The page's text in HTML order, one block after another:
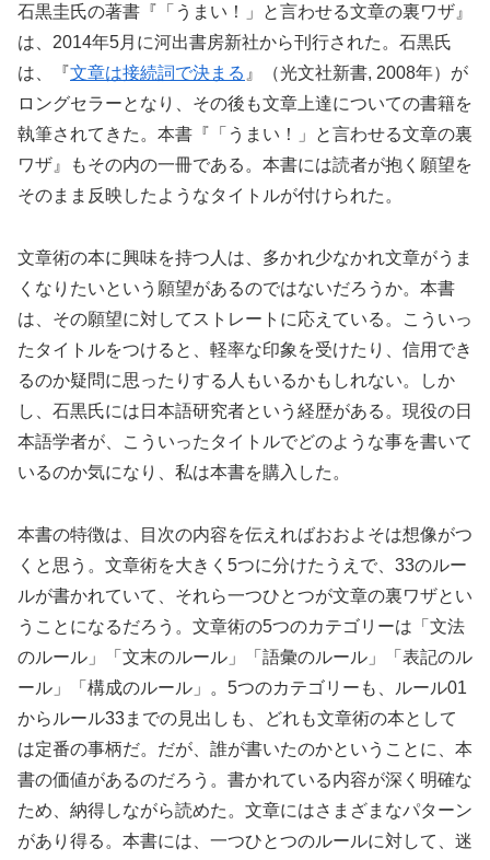
石黒圭氏の著書『「うまい！」と言わせる文章の裏ワザ』
は、2014年5月に河出書房新社から刊行された。石黒氏
は、『文章は接続詞で決まる 』（光文社新書, 2008年）が
ロングセラーとなり、その後も文章上達についての書籍を
執筆されてきた。本書『「うまい！」と言わせる文章の裏
ワザ』もその内の一冊である。本書には読者が抱く願望を
そのまま反映したようなタイトルが付けられた。
文章術の本に興味を持つ人は、多かれ少なかれ文章がうま
くなりたいという願望があるのではないだろうか。本書
は、その願望に対してストレートに応えている。こういっ
たタイトルをつけると、軽率な印象を受けたり、信用でき
るのか疑問に思ったりする人もいるかもしれない。しか
し、石黒氏には日本語研究者という経歴がある。現役の日
本語学者が、こういったタイトルでどのような事を書いて
いるのか気になり、私は本書を購入した。
本書の特徴は、目次の内容を伝えればおおよそは想像がつ
くと思う。文章術を大きく5つに分けたうえで、33のルー
ルが書かれていて、それら一つひとつが文章の裏ワザとい
うことになるだろう。文章術の5つのカテゴリーは「文法
のルール」「文末のルール」「語彙のルール」「表記のル
ール」「構成のルール」。5つのカテゴリーも、ルール01
からルール33までの見出しも、どれも文章術の本として
は定番の事柄だ。だが、誰が書いたのかということに、本
書の価値があるのだろう。書かれている内容が深く明確な
ため、納得しながら読めた。文章にはさまざまなパターン
があり得る。本書には、一つひとつのルールに対して、迷